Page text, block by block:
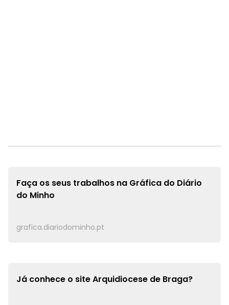
Faça os seus trabalhos na Gráfica do Diário
do Minho
grafica.diariodominho.pt
Já conhece o siteArquidiocese de Braga?